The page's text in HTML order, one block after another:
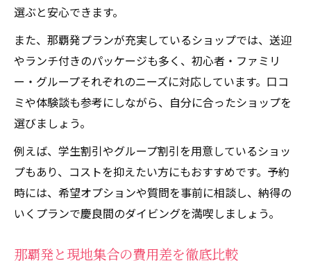
選ぶと安心できます。
また、那覇発プランが充実しているショップでは、送迎
やランチ付きのパッケージも多く、初心者・ファミリ
ー・グループそれぞれのニーズに対応しています。口コ
ミや体験談も参考にしながら、自分に合ったショップを
選びましょう。
例えば、学生割引やグループ割引を用意しているショッ
プもあり、コストを抑えたい方にもおすすめです。予約
時には、希望オプションや質問を事前に相談し、納得の
いくプランで慶良間のダイビングを満喫しましょう。
那覇発と現地集合の費用差を徹底比較